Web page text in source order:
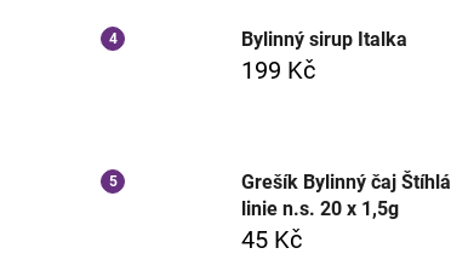
Bylinný sirup Italka
199 Kč
Grešík Bylinný čaj Štíhlá
linie n.s. 20 x 1,5g
45 Kč